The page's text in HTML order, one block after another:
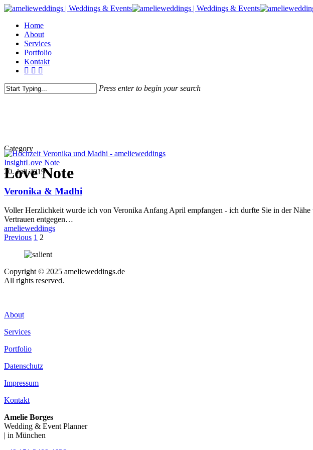
Home
About
Services
Portfolio
Kontakt
Press enter to begin your search
Category
Love Note
InsightLove Note
20. Juli 2019
Veronika & Madhi
Voller Herzlichkeit wurde ich von Veronika Anfang April empfangen - ich durfte Sie in der
Vertrauen entgegen…
amelieweddings
Previous 1 2
Copyright © 2025 amelieweddings.de
All rights reserved.
About
Services
Portfolio
Datenschutz
Impressum
Kontakt
Amelie Borges
Wedding & Event Planner
| in München